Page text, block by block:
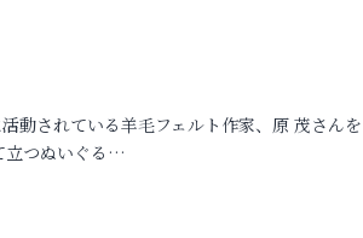
動されている羊毛フェルト作家、原 茂さん
立つぬいぐる…